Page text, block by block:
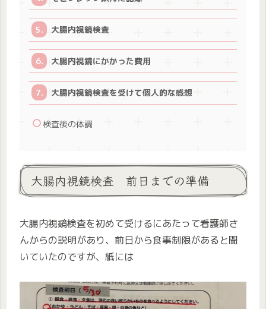
大腸内視鏡検査
大腸内視鏡にかかった費用
大腸内視鏡検査を受けて個人的な感想
検査後の体調
大腸内視鏡検査 前日までの準備
大腸内視鏡検査を初めて受けるにあたって看護師さ
んからの説明があり、前日から食事制限があると聞
いていたのですが、紙には